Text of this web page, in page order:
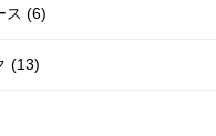
ス (6)
(13)